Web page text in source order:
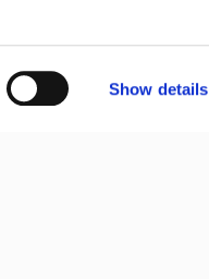
Show details
Wood S.r.l.